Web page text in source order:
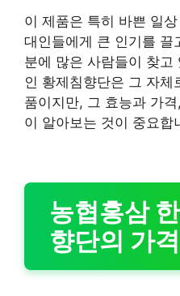
이 제품은 특히 바쁜 일
대인들에게 큰 인기를 끌
분에 많은 사람들이 찾
인 황제침향단은 그 자체
품이지만, 그 효능과 가
이 알아보는 것이 중요합
농협홍삼
향단의 가격